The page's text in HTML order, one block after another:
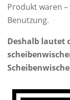
Produkt waren
Benutzung.
Deshalb lautet